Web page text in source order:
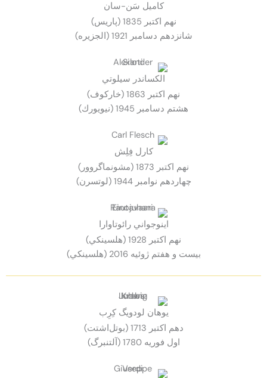
كاميل سَن-سان
نهم اكتبر 1835 (پاريس)
شانزدهم دسامبر 1921 (الجزيره)
الكساندر سيلوتي
نهم اكتبر 1863 (خاركوف)
هشتم دسامبر 1945 (نيويورك)
کارل فِلِش
نهم اكتبر 1873 (مشونماگروور)
چهاردهم نوامبر 1944 (لوتسرن)
اينوجواني رائوتاوارا
نهم اكتبر 1928 (هلسينكي)
بیست و هفتم ژوئیه 2016 (هلسينكي)
يوهان لودويگ كِرِب
دهم اكتبر 1713 (بوتل‌اشتت)
اول فوريه 1780 (آلتنبرگ)